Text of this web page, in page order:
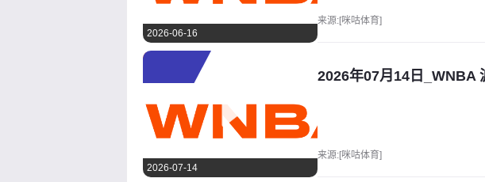
2026-06-16
来源:[咪咕体育]
2026-07-14
2026年07月14日_WNBA
来源:[咪咕体育]